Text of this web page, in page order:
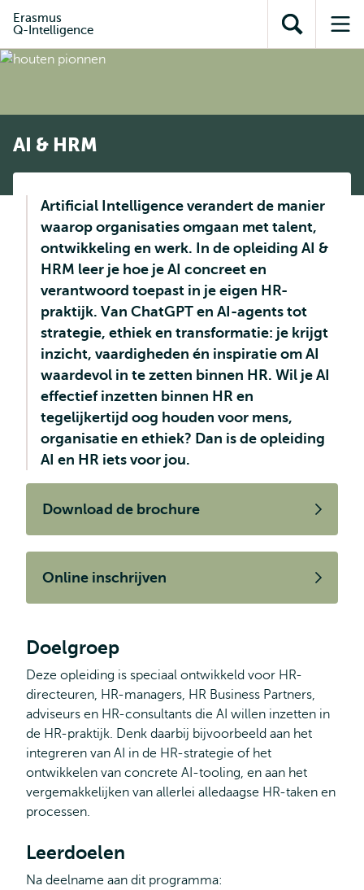
inhoud
Direct naar
subnavigatie
Erasmus
Q-Intelligence
Toon
zoekveld
AI & HRM
Artificial Intelligence verandert de manier
waarop organisaties omgaan met talent,
ontwikkeling en werk. In de opleiding AI &
HRM leer je hoe je AI concreet en
verantwoord toepast in je eigen HR-
praktijk. Van ChatGPT en AI-agents tot
strategie, ethiek en transformatie: je krijgt
inzicht, vaardigheden én inspiratie om AI
waardevol in te zetten binnen HR. Wil je AI
effectief inzetten binnen HR en
tegelijkertijd oog houden voor mens,
organisatie en ethiek? Dan is de opleiding
AI en HR iets voor jou.
Download de brochure
Online inschrijven
Doelgroep
Deze opleiding is speciaal ontwikkeld voor HR-
directeuren, HR-managers, HR Business Partners,
adviseurs en HR-consultants die AI willen inzetten in
de HR-praktijk. Denk daarbij bijvoorbeeld aan het
integreren van AI in de HR-strategie of het
ontwikkelen van concrete AI-tooling, en aan het
vergemakkelijken van allerlei alledaagse HR-taken en
processen.
Leerdoelen
Na deelname aan dit programma: